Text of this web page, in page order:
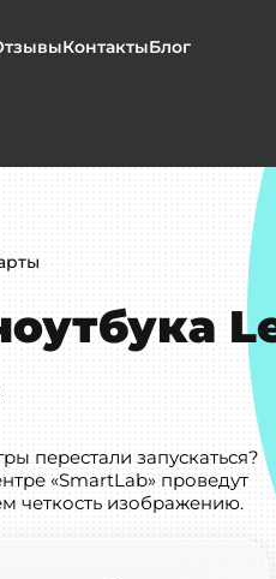
КонтактыБлог
перестали запускаться?
«SmartLab» проведут
четкость изображению.